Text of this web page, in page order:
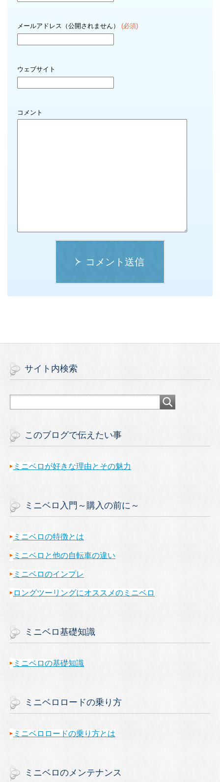
メールアドレス（公開されません） (必須)
ウェブサイト
コメント
コメント送信
サイト内検索
このブログで伝えたい事
ミニベロが好きな理由とその魅力
ミニベロ入門～購入の前に～
ミニベロの特徴とは
ミニベロと他の自転車の違い
ミニベロのインプレ
ロングツーリングにオススメのミニベロ
ミニベロ基礎知識
ミニベロの基礎知識
ミニベロロードの乗り方
ミニベロロードの乗り方とは
ミニベロのメンテナンス